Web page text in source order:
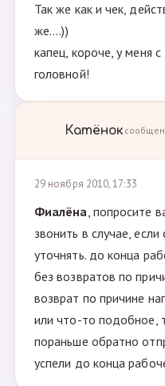
Так же как и чек,
же....))
капец, короче, у меня
головной!
Катёнок
29 ноября 2010, 17:33
Фиалёна, попросите
звонить в случае,
уточнять. до конца
без возвратов по
возврат по причине
или что-то подобное,
пораньше обратно
успели до конца